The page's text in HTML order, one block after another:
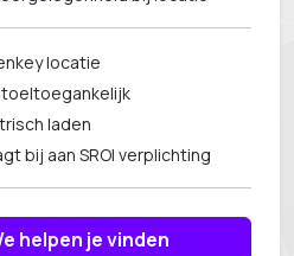
locatie
laden
bij aan SROI verplichting
helpen je vinden